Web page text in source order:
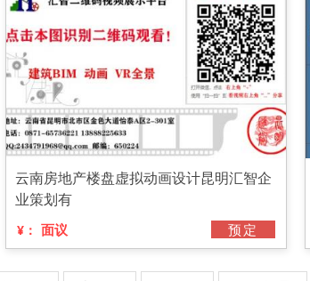
云南房地产楼盘虚拟动画设计昆明汇智企
业策划有
¥： 面议 预定